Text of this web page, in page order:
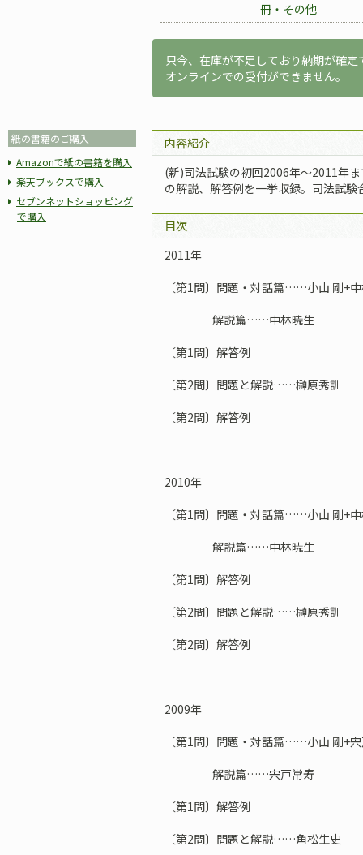
冊・その他
只今、在庫が不足しており納期が確定
オンラインでの受付ができません。
紙の書籍のご購入
Amazonで紙の書籍を購入
楽天ブックスで購入
セブンネットショッピング
で購入
内容紹介
(新)司法試験の初回2006年～2011年
の解説、解答例を一挙収録。司法試験
目次
2011年
〔第1問〕問題・対話篇……小山 剛+
解説篇……中林暁生
〔第1問〕解答例
〔第2問〕問題と解説……榊原秀訓
〔第2問〕解答例
2010年
〔第1問〕問題・対話篇……小山 剛+
解説篇……中林暁生
〔第1問〕解答例
〔第2問〕問題と解説……榊原秀訓
〔第2問〕解答例
2009年
〔第1問〕問題・対話篇……小山 剛+
解説篇……宍戸常寿
〔第1問〕解答例
〔第2問〕問題と解説……角松生史